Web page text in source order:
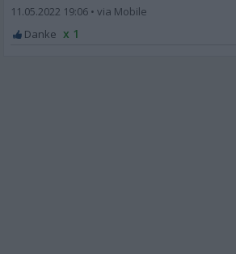
11.05.2022 19:06 •
x 1